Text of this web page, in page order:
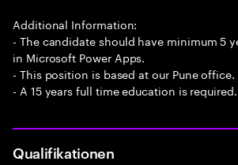
Additional Information:
- The candidate should have minimum 5
in Microsoft Power Apps.
- This position is based at our Pune office.
- A 15 years full time education is required.
Qualifikationen